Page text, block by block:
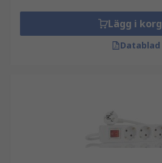
Lägg i
Datablad